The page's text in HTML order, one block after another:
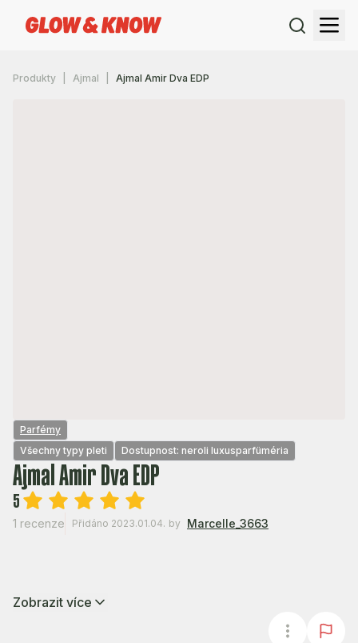
Produkty Ajmal Ajmal Amir Dva EDP
Parfémy
Všechny typy pleti
Dostupnost: neroli luxusparfüméria
Ajmal Amir Dva EDP
5
1 recenze Přidáno 2023.01.04. by Marcelle_3663
Zobrazit více